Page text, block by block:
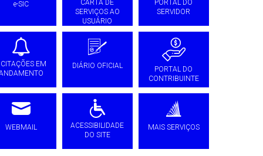
e-SIC
CARTA DE
SERVIÇOS AO
USUÁRIO
PORTAL DO
SERVIDOR
EM
DIÁRIO OFICIAL
PORTAL DO
CONTRIBUINTE
WEBMAIL
ACESSIBILIDADE
DO SITE
MAIS SERVIÇOS